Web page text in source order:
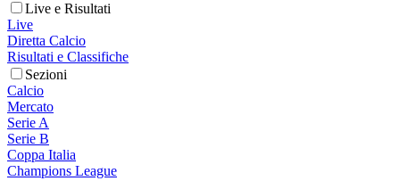
Live e Risultati
Live
Diretta Calcio
Risultati e Classifiche
Sezioni
Calcio
Mercato
Serie A
Serie B
Coppa Italia
Champions League